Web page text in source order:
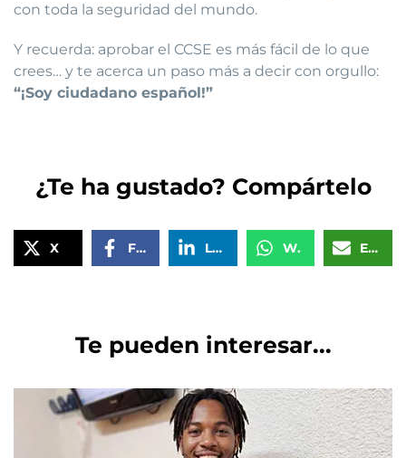
con toda la seguridad del mundo.
Y recuerda: aprobar el CCSE es más fácil de lo que
crees… y te acerca un paso más a decir con orgullo:
“¡Soy ciudadano español!”
¿Te ha gustado? Compártelo
X Facebook LinkedIn WhatsApp Email
Te pueden interesar...